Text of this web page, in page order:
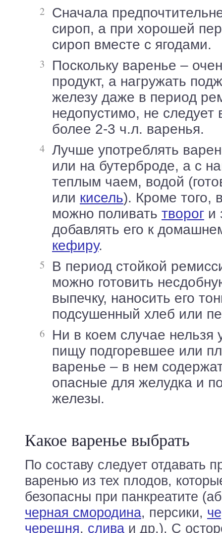
Сначала предпочтительнее использовать
сироп, а при хорошей
сироп вместе с ягодами.
Поскольку варенье – очень сладкий
продукт, а нагружать
железу даже в период
недопустимо, не следует
более 2-3 ч.л. варенья.
Лучше употреблять варенье не отдельно
или на бутерброде, а с
теплым чаем, водой
или кисель). Кроме того,
можно поливать творог и
добавлять его к
кефиру.
В период стойкой ремиссии с вареньем
можно готовить
выпечку, наносить его
подсушенный хлеб или
Ни в коем случае нельзя употреблять в
пищу подгоревшее или
варенье – в нем
опасные для желудка и
железы.
Какое варенье выбрать
По составу следует отдавать
варенью из тех плодов,
безопасны при панкреатите
черная смородина, персики,
черешня, слива и др.). С